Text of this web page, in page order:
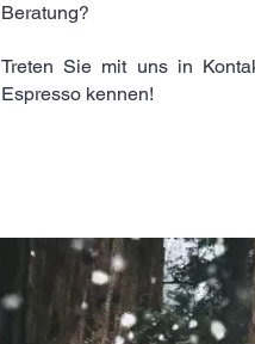
Beratung?
Treten Sie mit uns in
Espresso kennen!